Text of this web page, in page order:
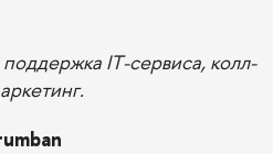
IT-сервиса, колл-